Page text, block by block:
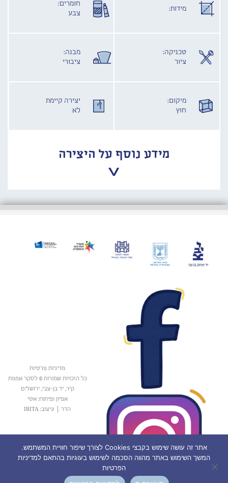
מידות:
חומרים:
צבע
טכניקה:
ציור
מבנה:
ציבורי
מיקום:
חוץ
יצירה קיימת
לא
מידע נוסף על היצירה
מדיניות פרטיות
כל הזכויות שמורות © לסקר אמנות
קיר, יד בן-צבי, ירושלים
אפיון ופיתוח: אטי
הדר
עיצוב: IRITA
אתר זה עושה שימוש בקבצי Cookies לצורך שיפור חוויית המשתמש.
המשך השימוש באתר מהווה הסכמה לשימוש בעוגיות בהתאם למדיניות
הפרטיות